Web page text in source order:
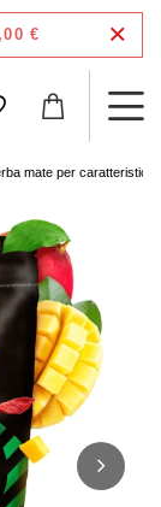
€
mate per caratteristiche